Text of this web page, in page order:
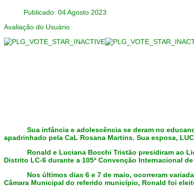
Publicado: 04 Agosto 2023
Avaliação do Usuário
Sua infância e adolescência se deram no
apadrinhado pela CaL Rosana Martins. Sua esposa,
Ronald e Luciana Bocchi Tristão presidiram ao
Distrito LC-6 durante a 105ª Convenção Internacional
Nos últimos dias 6 e 7 de maio, ocorreram
Câmara Municipal do referido município, Ronald foi